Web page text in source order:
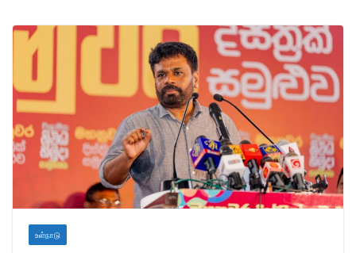
உள்நாடு